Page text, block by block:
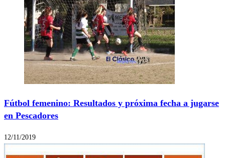
Fútbol femenino: Resultados y próxima fecha a jugarse
en Pescadores
12/11/2019